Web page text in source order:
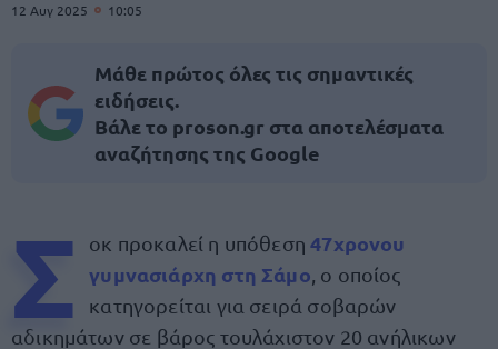
12 Αυγ 2025 10:05
Μάθε πρώτος όλες τις σημαντικές
ειδήσεις.
Βάλε το proson.gr στα αποτελέσματα
αναζήτησης της Google
Σ οκ προκαλεί η υπόθεση47χρονου
γυμνασιάρχη στη Σάμο , ο οποίος
κατηγορείται για σειρά σοβαρών
αδικημάτων σε βάρος τουλάχιστον 20 ανήλικων